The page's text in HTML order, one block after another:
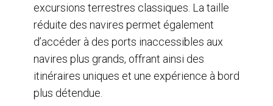
excursions terrestres classiques. La taille
réduite des navires permet également
d’accéder à des ports inaccessibles aux
navires plus grands, offrant ainsi des
itinéraires uniques et une expérience à bord
plus détendue.